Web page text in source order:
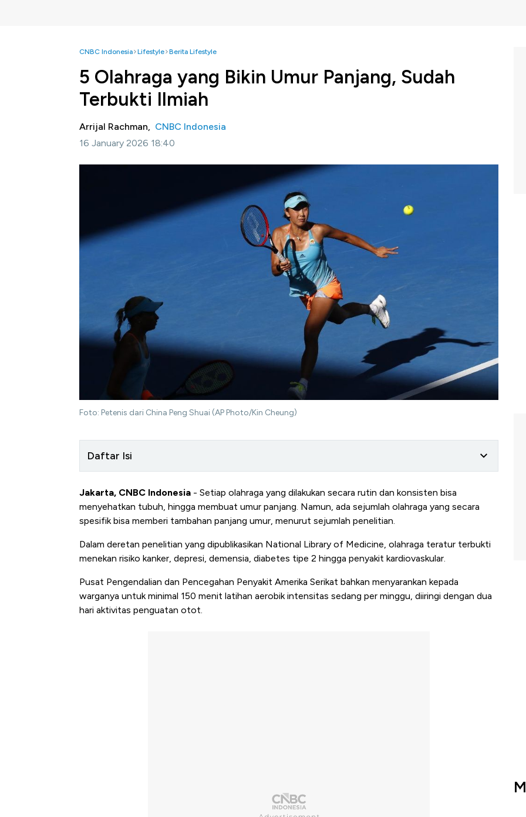
CNBC Indonesia Lifestyle Berita Lifestyle
5 Olahraga yang Bikin Umur Panjang, Sudah
Terbukti Ilmiah
Arrijal Rachman, CNBC Indonesia
16 January 2026 18:40
Foto: Petenis dari China Peng Shuai (AP Photo/Kin Cheung)
Daftar Isi
Jakarta, CNBC Indonesia - Setiap olahraga yang dilakukan secara rutin dan konsisten bisa
menyehatkan tubuh, hingga membuat umur panjang. Namun, ada sejumlah olahraga yang secara
spesifik bisa memberi tambahan panjang umur, menurut sejumlah penelitian.
Dalam deretan penelitian yang dipublikasikan National Library of Medicine, olahraga teratur terbukti
menekan risiko kanker, depresi, demensia, diabetes tipe 2 hingga penyakit kardiovaskular.
Pusat Pengendalian dan Pencegahan Penyakit Amerika Serikat bahkan menyarankan kepada
warganya untuk minimal 150 menit latihan aerobik intensitas sedang per minggu, diiringi dengan dua
hari aktivitas penguatan otot.